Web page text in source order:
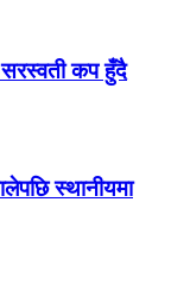
सरस्वती कप हुँदै
स्थानीयमा